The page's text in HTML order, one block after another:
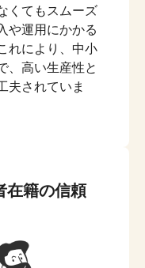
くてもスムーズ
や運用にかかる
れにより、中小
、高い生産性と
夫されていま
在籍の信頼